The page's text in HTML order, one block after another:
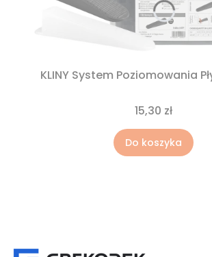
KLINY System Poziomowania
15,30 zł
Do koszyka